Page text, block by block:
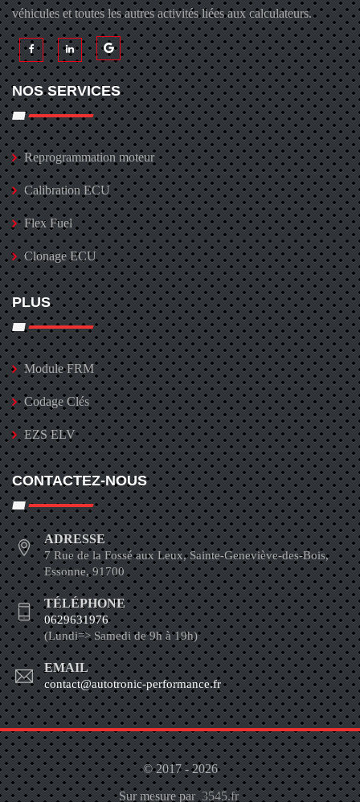
véhicules et toutes les autres activités liées aux calculateurs.
NOS SERVICES
Reprogrammation moteur
Calibration ECU
Flex Fuel
Clonage ECU
PLUS
Module FRM
Codage Clés
EZS ELV
CONTACTEZ-NOUS
ADRESSE
7 Rue de la Fossé aux Leux, Sainte-Geneviève-des-Bois,
Essonne, 91700
TÉLÉPHONE
0629631976
(Lundi=> Samedi de 9h à 19h)
EMAIL
contact@autotronic-performance.fr
© 2017 - 2026
Sur mesure par 3545.fr